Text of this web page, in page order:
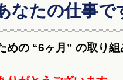
なたの仕事で
めの “6ヶ月” の取り組